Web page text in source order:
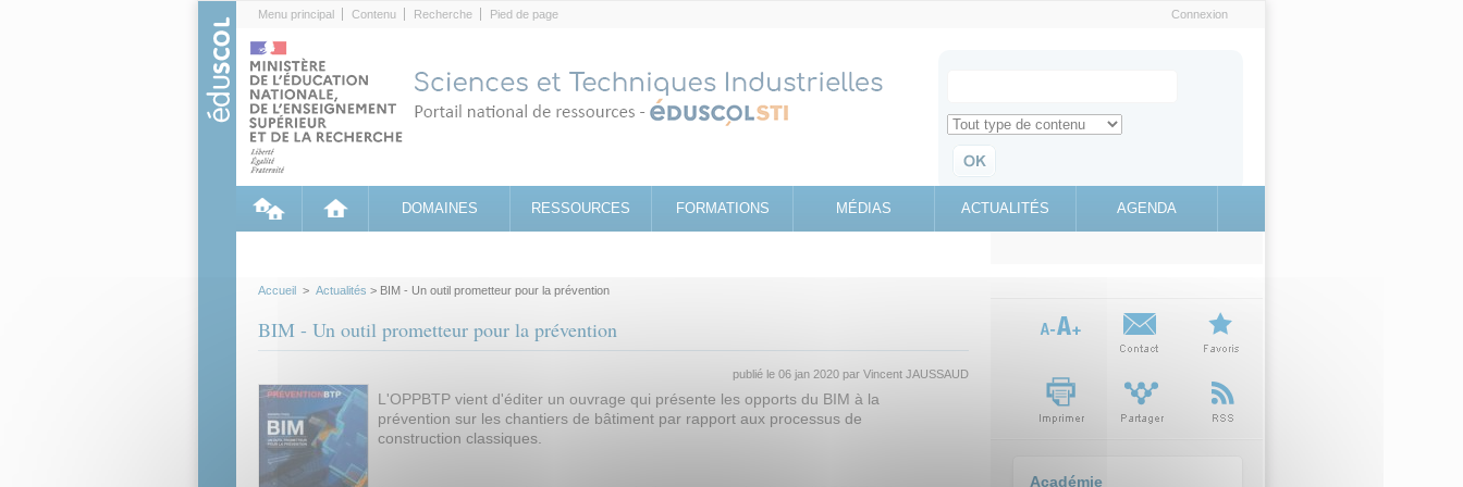
Menu principal Contenu Recherche Pied de page Connexion
Search for
Retrouvez toute l'information sur le site education.gouv.fr
DOMAINES RESSOURCES FORMATIONS MÉDIAS ACTUALITÉS AGENDA
Accueil > Actualités > BIM - Un outil prometteur pour la prévention
BIM - Un outil prometteur pour la prévention
publié le 06 jan 2020 par Vincent JAUSSAUD
L'OPPBTP vient d'éditer un ouvrage qui présente les opports du BIM à la
prévention sur les chantiers de bâtiment par rapport aux processus de
construction classiques.
Académie